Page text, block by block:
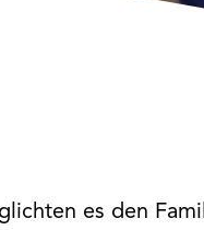
es den